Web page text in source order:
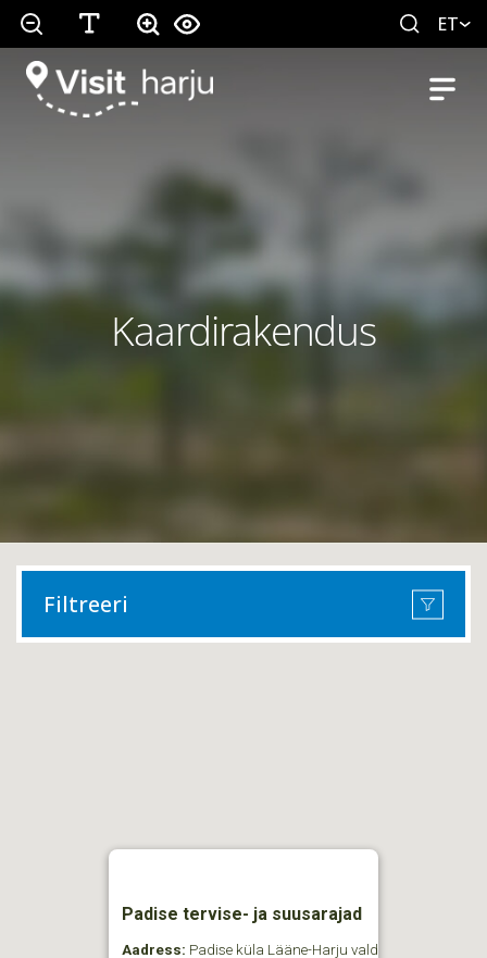
ET
Kaardirakendus
Filtreeri
Padise tervise- ja suusarajad
Aadress: Padise küla Lääne-Harju vald